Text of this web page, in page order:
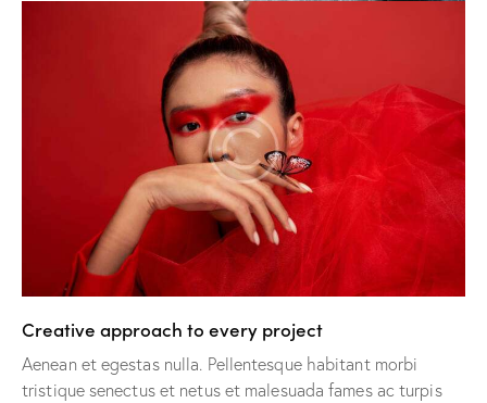
Creative approach to every project
Aenean et egestas nulla. Pellentesque habitant morbi
tristique senectus et netus et malesuada fames ac turpis